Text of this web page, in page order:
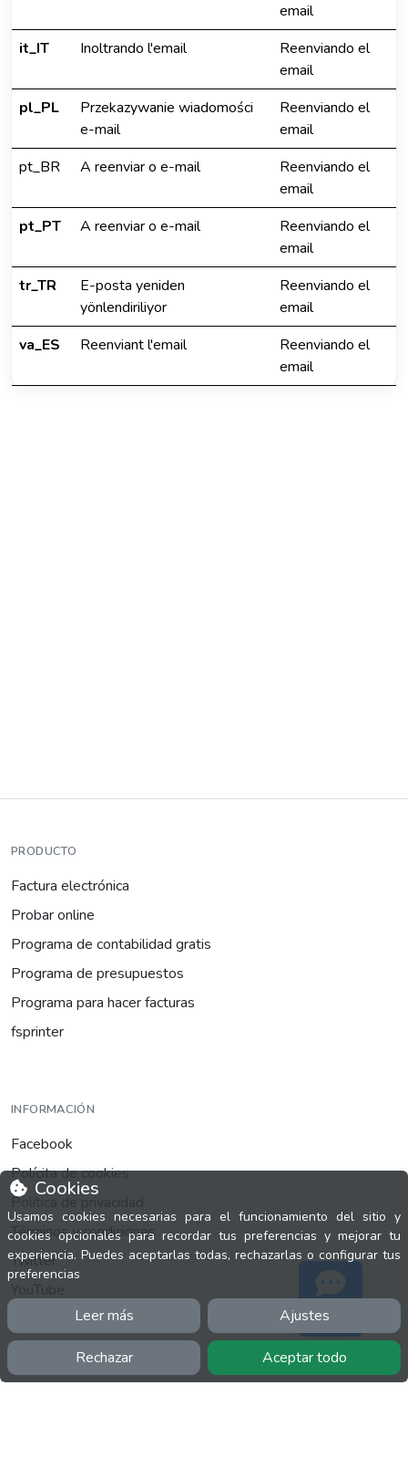
email
it_IT
Inoltrando l'email
Reenviando el
email
pl_PL
Przekazywanie wiadomości
e-mail
Reenviando el
email
pt_BR
A reenviar o e-mail
Reenviando el
email
pt_PT
A reenviar o e-mail
Reenviando el
email
tr_TR
E-posta yeniden
yönlendiriliyor
Reenviando el
email
va_ES
Reenviant l'email
Reenviando el
email
Cookies
Usamos cookies necesarias para el funcionamiento del sitio y
cookies opcionales para recordar tus preferencias y mejorar tu
experiencia. Puedes aceptarlas todas, rechazarlas o configurar tus
preferencias
Leer más Ajustes
Rechazar Aceptar todo
PRODUCTO
Factura electrónica
Probar online
Programa de contabilidad gratis
Programa de presupuestos
Programa para hacer facturas
fsprinter
INFORMACIÓN
Facebook
Polícita de cookies
Política de privacidad
Términos y condiciones
Twitter
Soporte